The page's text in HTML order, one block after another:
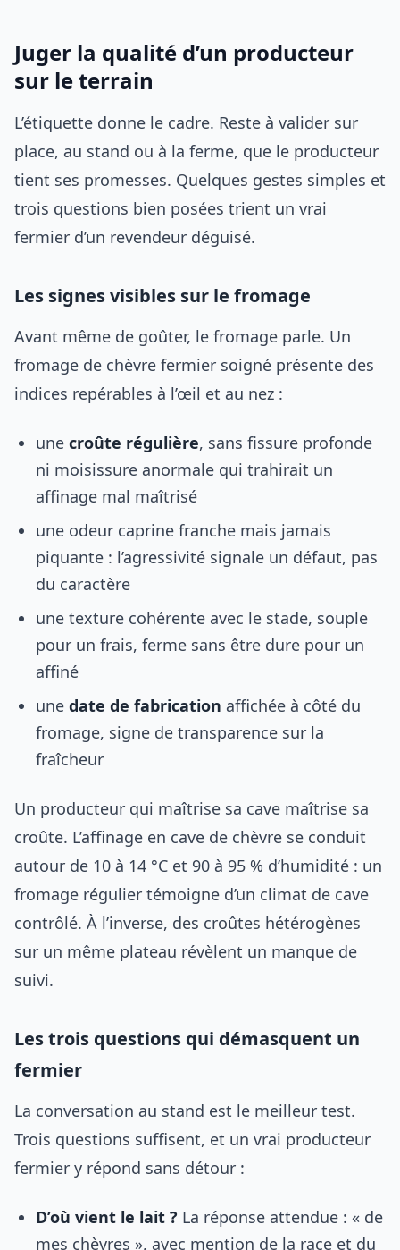
Juger la qualité d’un producteur
sur le terrain
L’étiquette donne le cadre. Reste à valider sur
place, au stand ou à la ferme, que le producteur
tient ses promesses. Quelques gestes simples et
trois questions bien posées trient un vrai
fermier d’un revendeur déguisé.
Les signes visibles sur le fromage
Avant même de goûter, le fromage parle. Un
fromage de chèvre fermier soigné présente des
indices repérables à l’œil et au nez :
une croûte régulière, sans fissure profonde
ni moisissure anormale qui trahirait un
affinage mal maîtrisé
une odeur caprine franche mais jamais
piquante : l’agressivité signale un défaut, pas
du caractère
une texture cohérente avec le stade, souple
pour un frais, ferme sans être dure pour un
affiné
une date de fabrication affichée à côté du
fromage, signe de transparence sur la
fraîcheur
Un producteur qui maîtrise sa cave maîtrise sa
croûte. L’affinage en cave de chèvre se conduit
autour de 10 à 14 °C et 90 à 95 % d’humidité : un
fromage régulier témoigne d’un climat de cave
contrôlé. À l’inverse, des croûtes hétérogènes
sur un même plateau révèlent un manque de
suivi.
Les trois questions qui démasquent un
fermier
La conversation au stand est le meilleur test.
Trois questions suffisent, et un vrai producteur
fermier y répond sans détour :
D’où vient le lait ? La réponse attendue : « de
mes chèvres », avec mention de la race et du